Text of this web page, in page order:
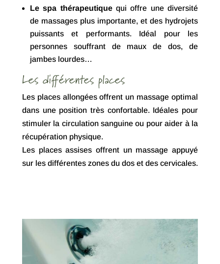
Le spa thérapeutiquequi offre une diversité
de massages plus importante, et des hydrojets
puissants et performants. Idéal pour les
personnes souffrant de maux de dos, de
jambes lourdes…
Les différentes places
Les places allongées offrent un massage optimal
dans une position très confortable. Idéales pour
stimuler la circulation sanguine ou pour aider à la
récupération physique.
Les places assises offrent un massage appuyé
sur les différentes zones du dos et des cervicales.